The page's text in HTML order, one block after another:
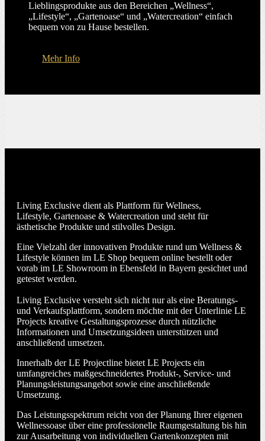
Lieblingsprodukte aus den Bereichen „Wellness“,
„Lifestyle“, „Gartenoase“ und „Watercreation“ einfach
bequem von zu Hause bestellen.
Mehr Info
Living Exclusive dient als Plattform für Wellness,
Lifestyle, Gartenoase & Watercreation und steht für
ästhetische Produkte und stilvolles Design.
Eine Vielzahl der innovativen Produkte rund um Wellness &
Lifestyle können im LE Shop bequem online bestellt oder
vorab im LE Showroom in Ebensfeld in Bayern gesichtet und
getestet werden.
Living Exclusive versteht sich nicht nur als eine Beratungs-
und Verkaufs­­plattform, sondern möchte mit der Unterlinie LE
Projects kreative Gestaltungs­prozesse durch nützliche
Informationen und Umsetzungs­ideen unterstützen und
anschließend umsetzen.
Innerhalb der LE Projectline bietet LE Projects ein
umfangreiches maß­geschneidertes Produkt-, Service- und
Planungs­leistungs­angebot sowie eine anschließende
Umsetzung.
Das Leistungs­spektrum reicht von der Planung Ihrer eigenen
Wellness­oase über eine professionelle Raum­gestaltung bis hin
zur Ausarbeitung von individuellen Garten­konzepten mit